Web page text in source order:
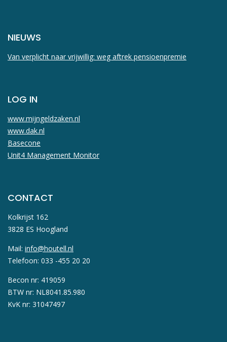
NIEUWS
Van verplicht naar vrijwillig: weg aftrek pensioenpremie
LOG IN
www.mijngeldzaken.nl
www.dak.nl
Basecone
Unit4 Management Monitor
CONTACT
Kolkrijst 162
3828 ES Hoogland
Mail: info@houtell.nl
Telefoon: 033 -455 20 20
Becon nr: 419059
BTW nr: NL8041.85.980
KvK nr: 31047497